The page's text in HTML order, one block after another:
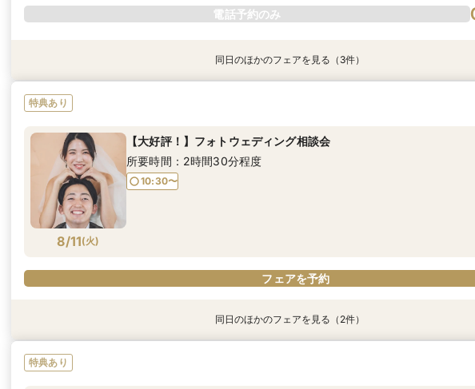
電話予約のみ
8/10(月)
10:30〜
8/10(月)
10:30〜
8/10(月)
10:30〜
同日のほかのフェアを見る（3件）
特典あり
8/11(火)
【大好評！】フォトウェディング相談会
所要時間：2時間30分程度
10:30〜
フェアを予約
同日のほかのフェアを見る（2件）
特典あり